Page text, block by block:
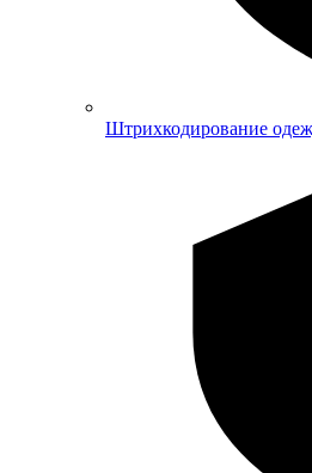
Штрихкодирование